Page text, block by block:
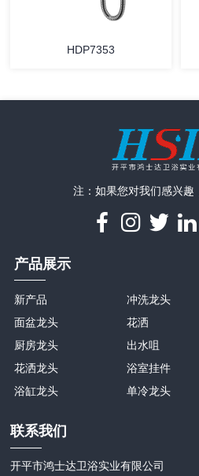
HDP7353
注：如果您对我们感兴趣
产品展示
新产品
面盆龙头
厨房龙头
花洒龙头
浴缸龙头
冲洗龙头
花洒
出水咀
浴室挂件
单冷龙头
联系我们
开平市鸿士达卫浴实业有限公司